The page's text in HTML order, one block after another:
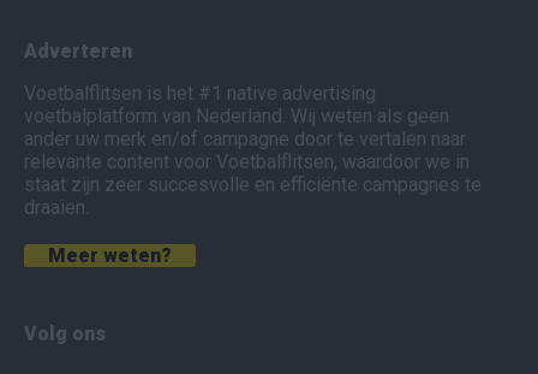
Adverteren
Voetbalflitsen is het #1 native advertising
voetbalplatform van Nederland. Wij weten als geen
ander uw merk en/of campagne door te vertalen naar
relevante content voor Voetbalflitsen, waardoor we in
staat zijn zeer succesvolle en efficiënte campagnes te
draaien.
Meer weten?
Volg ons